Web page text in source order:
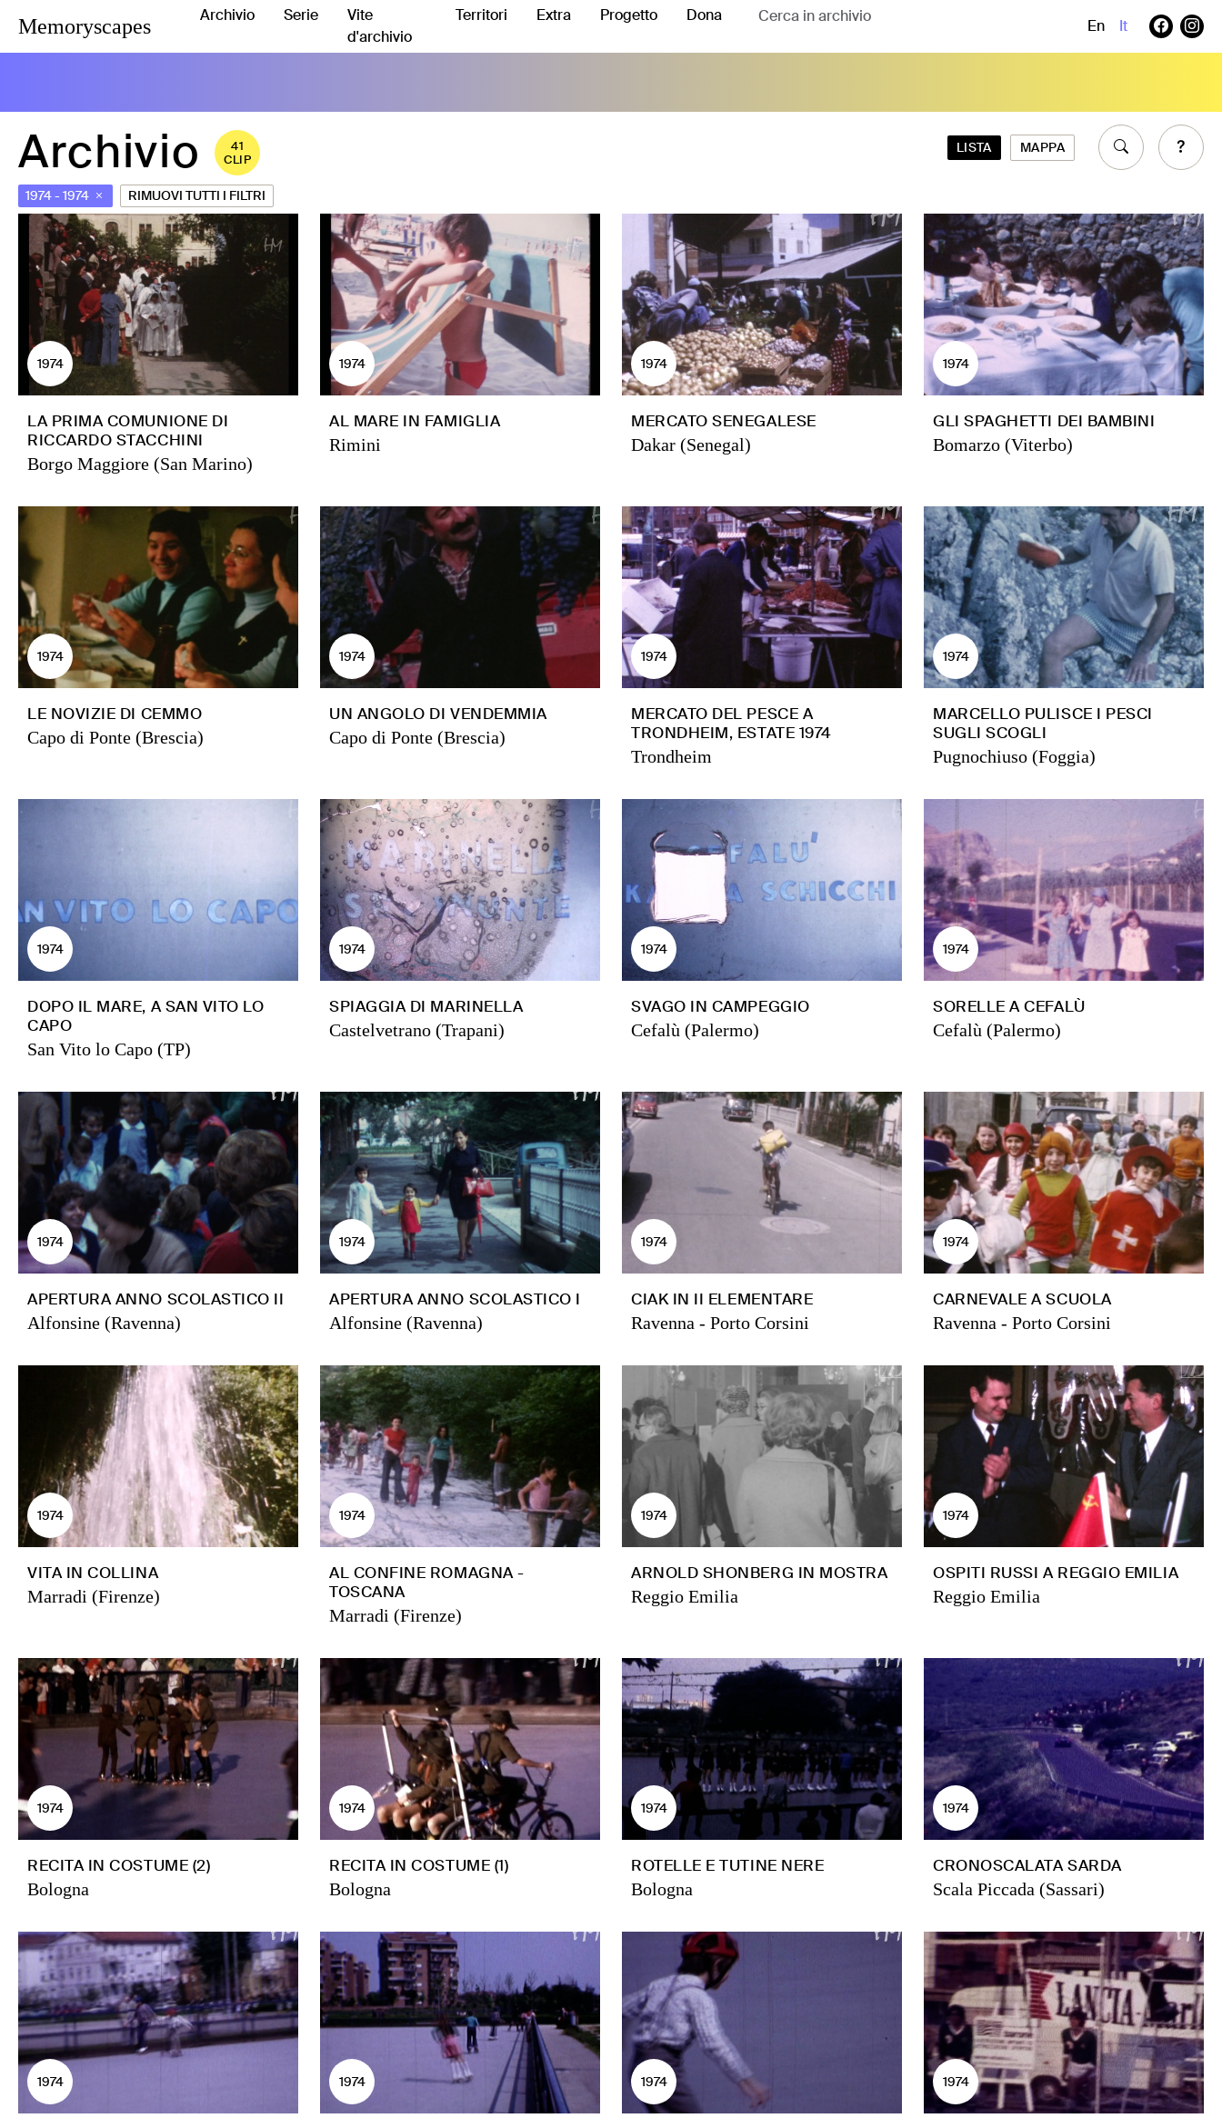
Memoryscapes Archivio Serie
Vite
d'archivio
Territori Extra Progetto Dona
En It
Archivio
41
CLIP
LISTA MAPPA
1974- 1974 RIMUOVI TUTTI I FILTRI
1974
LA PRIMA COMUNIONE DI
RICCARDO STACCHINI
Borgo Maggiore (San Marino)
1974
AL MARE IN FAMIGLIA
Rimini
1974
MERCATO SENEGALESE
Dakar (Senegal)
1974
GLI SPAGHETTI DEI BAMBINI
Bomarzo (Viterbo)
1974
LE NOVIZIE DI CEMMO
Capo di Ponte (Brescia)
1974
UN ANGOLO DI VENDEMMIA
Capo di Ponte (Brescia)
1974
MERCATO DEL PESCE A
TRONDHEIM, ESTATE 1974
Trondheim
1974
MARCELLO PULISCE I PESCI
SUGLI SCOGLI
Pugnochiuso (Foggia)
1974
DOPO IL MARE, A SAN VITO LO
CAPO
San Vito lo Capo (TP)
1974
SPIAGGIA DI MARINELLA
Castelvetrano (Trapani)
1974
SVAGO IN CAMPEGGIO
Cefalù (Palermo)
1974
SORELLE A CEFALÙ
Cefalù (Palermo)
1974
APERTURA ANNO SCOLASTICO II
Alfonsine (Ravenna)
1974
APERTURA ANNO SCOLASTICO I
Alfonsine (Ravenna)
1974
CIAK IN II ELEMENTARE
Ravenna - Porto Corsini
1974
CARNEVALE A SCUOLA
Ravenna - Porto Corsini
1974
VITA IN COLLINA
Marradi (Firenze)
1974
AL CONFINE ROMAGNA -
TOSCANA
Marradi (Firenze)
1974
ARNOLD SHONBERG IN MOSTRA
Reggio Emilia
1974
OSPITI RUSSI A REGGIO EMILIA
Reggio Emilia
1974
RECITA IN COSTUME (2)
Bologna
1974
RECITA IN COSTUME (1)
Bologna
1974
ROTELLE E TUTINE NERE
Bologna
1974
CRONOSCALATA SARDA
Scala Piccada (Sassari)
1974 1974 1974 1974